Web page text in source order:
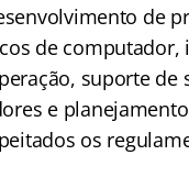
de
de computador,
suporte de
e
os